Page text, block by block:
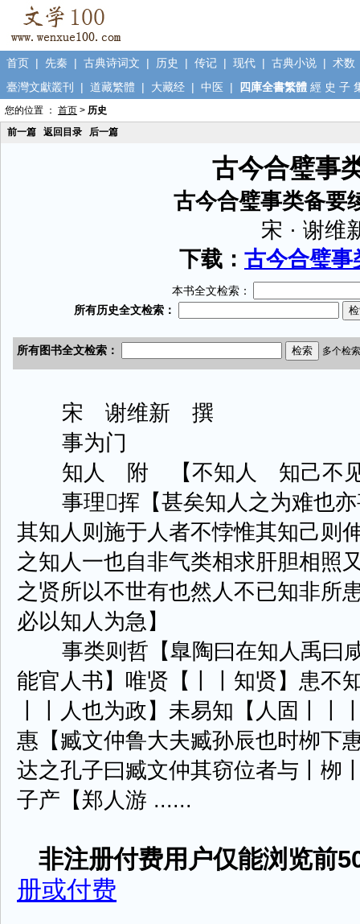
首页 | 先秦 | 古典诗词文 | 历史 | 传记 | 现代 | 古典小说 | 术数
臺灣文獻叢刊
| 道藏繁體 | 大藏经 | 中医 | 四庫全書繁體 經 史 子
您的位置 ： 首页 > 历史
前一篇
返回目录 后一篇
古今合璧事
古今合璧事类备要
宋 · 谢维
下载： 古今合璧
本书全文检索：
宋 谢维新 撰
事为门
知人 附 【不知人 知己不见
事理挥【甚矣知人之为难也亦
其知人则施于人者不悖惟其知己则
之知人一也自非气类相求肝胆相照
之贤所以不世有也然人不已知非所
必以知人为急】
事类则哲【臯陶曰在知人禹曰
能官人书】唯贤【丨丨知贤】患不
丨丨人也为政】未易知【人固丨丨
惠【臧文仲鲁大夫臧孙辰也时栁下
达之孔子曰臧文仲其窃位者与丨栁
子产【郑人游 ......
非注册付费用户仅能浏览前
册或付费